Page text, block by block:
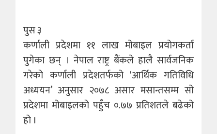
पुस ३
कर्णाली प्रदेशमा ११ लाख मोबाइल प्रयोगकर्ता
पुगेका छन् । नेपाल राष्ट्र बैंकले हालै सार्वजनिक
गरेको कर्णाली प्रदेशतर्फको ‘आर्थिक गतिविधि
अध्ययन’ अनुसार २०७८ असार मसान्तसम्म सो
प्रदेशमा मोबाइलको पहुँच ०.७७ प्रतिशतले बढेको
हो ।